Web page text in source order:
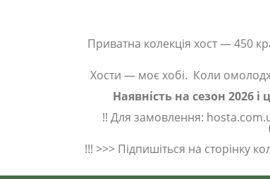
Приватна колекція хост — 450
Хости — моє хобі. Коли
Наявність на сезон 2026
!! Для замовлення:
!!! >>> Підпишіться на сторінку